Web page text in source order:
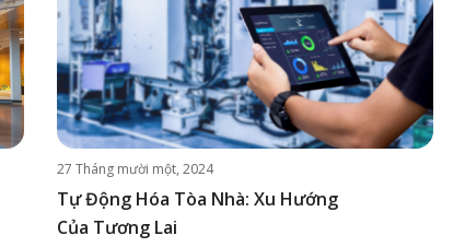
27 Tháng mười một, 2024
Tự Động Hóa Tòa Nhà: Xu Hướng
Của Tương Lai